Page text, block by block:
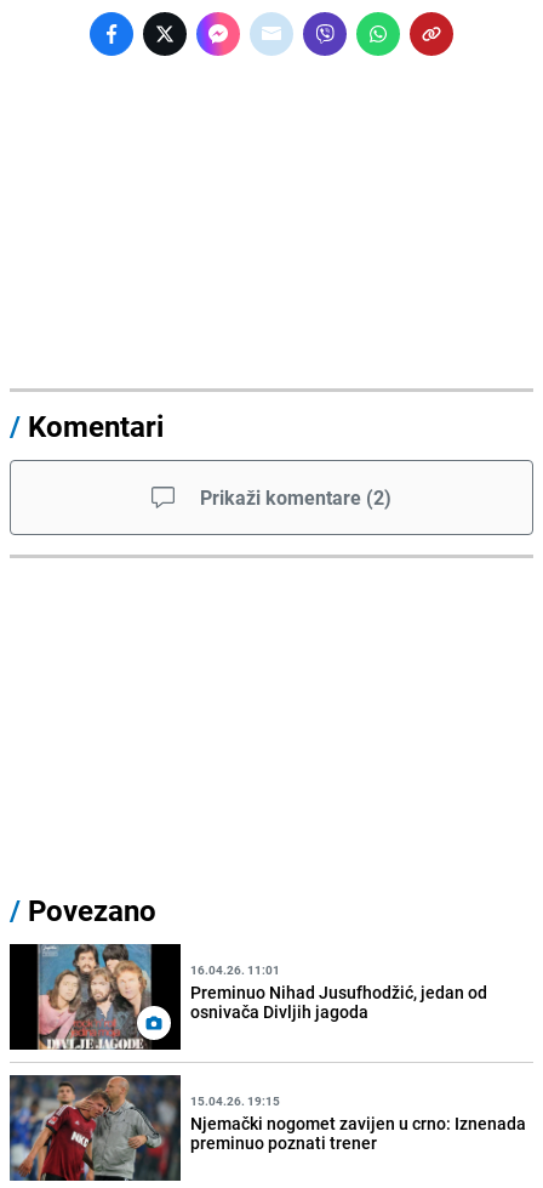
/ Komentari
Prikaži komentare (2)
/ Povezano
16.04.26. 11:01
Preminuo Nihad Jusufhodžić, jedan od
osnivača Divljih jagoda
15.04.26. 19:15
Njemački nogomet zavijen u crno: Iznenada
preminuo poznati trener